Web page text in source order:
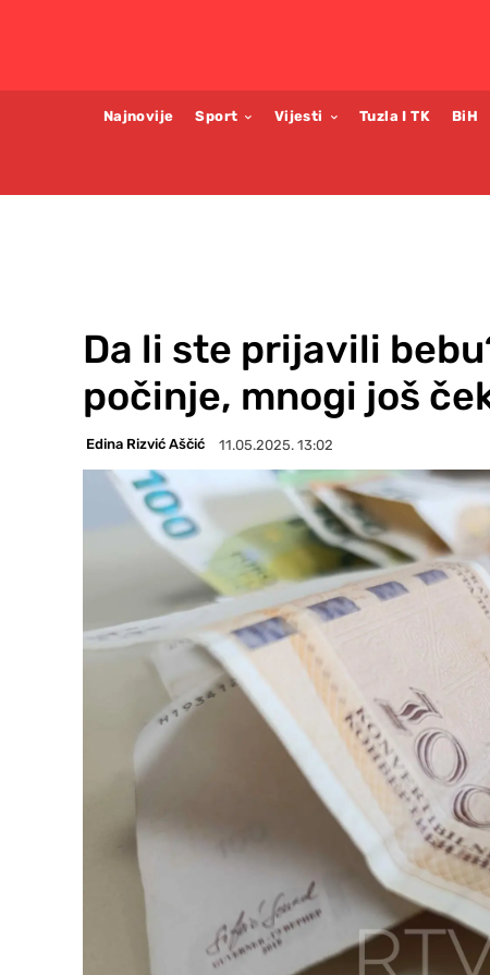
Najnovije Sport Vijesti Tuzla I TK BiH
Da li ste prijavili
počinje, mnogi još
Edina Rizvić Aščić 11.05.2025. 13:02